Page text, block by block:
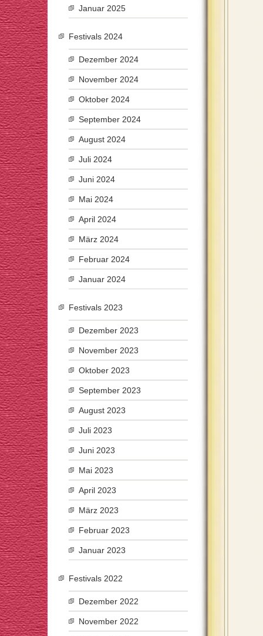
Januar 2025
Festivals 2024
Dezember 2024
November 2024
Oktober 2024
September 2024
August 2024
Juli 2024
Juni 2024
Mai 2024
April 2024
März 2024
Februar 2024
Januar 2024
Festivals 2023
Dezember 2023
November 2023
Oktober 2023
September 2023
August 2023
Juli 2023
Juni 2023
Mai 2023
April 2023
März 2023
Februar 2023
Januar 2023
Festivals 2022
Dezember 2022
November 2022